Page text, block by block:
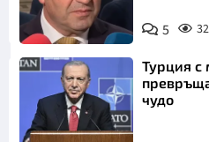
5
Турция с
чудо